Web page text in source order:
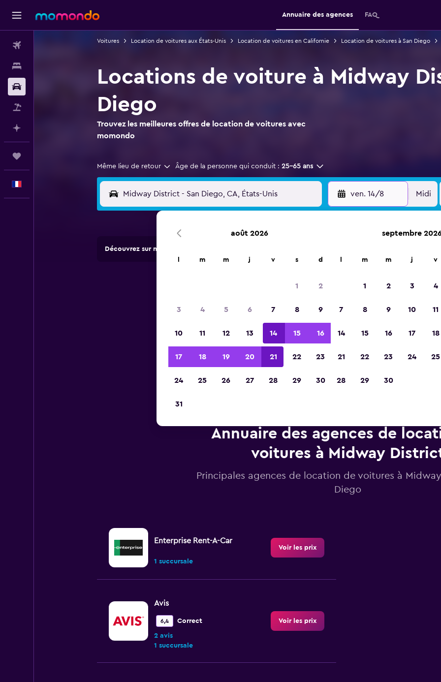
Annuaire des agences FAQ
Voitures Location de voitures aux États-Unis Location de voitures en Californie Location de voitures à San Diego
Locations de voiture à Midway
Diego
Trouvez les meilleures offres de location de voitures avec
momondo
Même lieu de retour Âge de la personne qui conduit : 25-65 ans
ven. 14/8 Midi
Découvrez sur momondo des offres d'agences de location dans plus de 70 000 endroits.
2023
Annuaire des agences de
voitures à Midway
Principales agences de location de voitures à
Diego
Enterprise Rent-A-Car
1 succursale
Voir les prix
Avis
6,4 Correct
2 avis
1 succursale
Voir les prix
août 2026
m m j v s d
1 2
3 4 5 6 7 8 9
10 11 12 13 14 15 16
17 18 19 20 21 22 23
24 25 26 27 28 29 30
31
septembre
m m j v
1 2 3 4
7 8 9 10 11
14 15 16 17 18
21 22 23 24 25
28 29 30